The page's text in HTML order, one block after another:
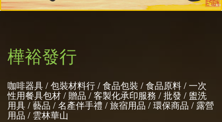
樺裕發行
咖啡器具 / 包裝材料行 / 食品包裝 / 食品原料 / 一次
性用餐具包材 / 贈品 / 客製化承印服務 / 批發 / 盥洗
用具 / 藝品 / 名產伴手禮 / 旅宿用品 / 環保商品 / 露營
用品 / 雲林華山